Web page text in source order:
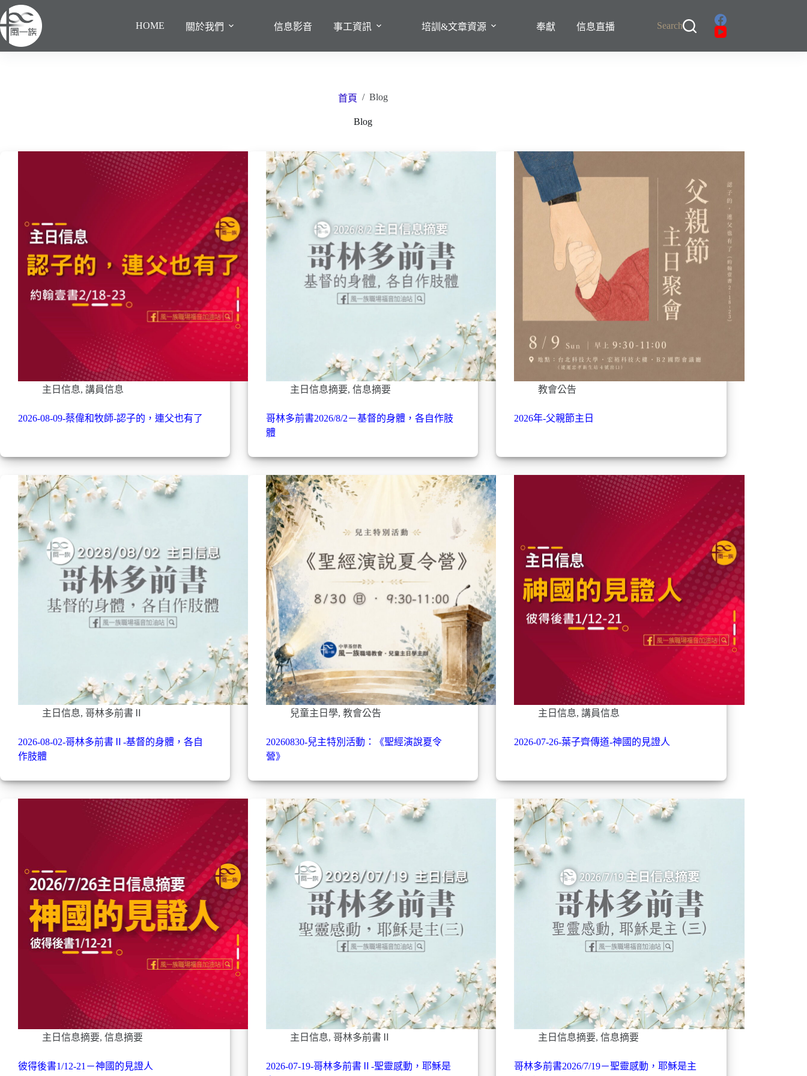
至
主
要
HOME 關於我們 信息影音 事工資訊 培訓&文章資源 奉獻 信息直播 Search
首頁 / Blog
Blog
主日信息, 講員信息
2026-08-09-蔡偉和牧師-認子的，連父也有了
主日信息摘要,信息摘要
哥林多前書2026/8/2－基督的身體，各自作肢
體
教會公告
2026年-父親節主日
主日信息, 哥林多前書Ⅱ
2026-08-02-哥林多前書Ⅱ-基督的身體，各自
作肢體
兒童主日學,教會公告
20260830-兒主特別活動：《聖經演說夏令
營》
主日信息,講員信息
2026-07-26-葉子齊傳道-神國的見證人
主日信息摘要, 信息摘要
彼得後書1/12-21－神國的見證人
主日信息,哥林多前書Ⅱ
2026-07-19-哥林多前書Ⅱ-聖靈感動，耶穌是
主日信息摘要,信息摘要
哥林多前書2026/7/19－聖靈感動，耶穌是主